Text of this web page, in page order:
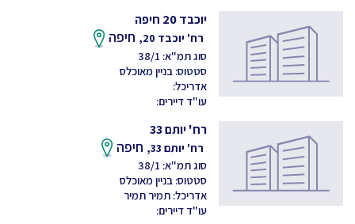
יוכבד 20 חיפה
רח' יוכבד 20, חיפה
סוג תמ"א: 38/1
סטטוס: בניין מאוכלס
אדריכל:
עו"ד דיירים:
רח' יותם 33
רח' יותם 33, חיפה
סוג תמ"א: 38/1
סטטוס: בניין מאוכלס
אדריכל: תמיר תמיר
עו"ד דיירים: